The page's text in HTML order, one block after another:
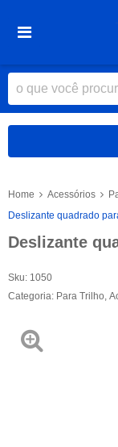
Home Acessórios
Deslizante quadrado
Deslizante
Sku: 1050
Categoria: Para Trilho